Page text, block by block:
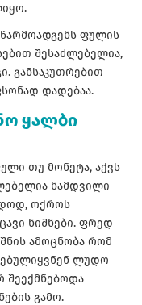
ფულის
შესაძლებელია,
განსაკუთრებით
დადებაა.
ყალბი
თუ მონეტა, აქვს
ნამდვილი
ოქროს
ნიშნები. ფრედ
ამოცნობა რომ
ლუდო
შეექმნებოდა
გამო.